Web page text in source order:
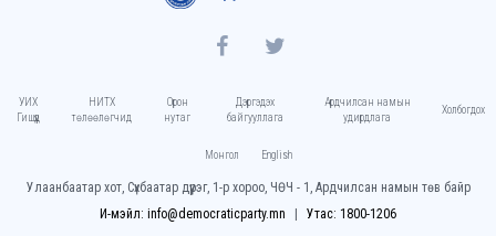
УИХ
Гишүүд
НИТХ
төлөөлөгчид
Орон
нутаг
Дэргэдэх
байгууллага
Ардчилсан намын
удирдлага
Холбогдох
Монгол English
Улаанбаатар хот, Сүхбаатар дүүрэг, 1-р хороо, ЧӨЧ - 1, Ардчилсан намын төв байр
И-мэйл: info@democraticparty.mn
Утас: 1800-1206